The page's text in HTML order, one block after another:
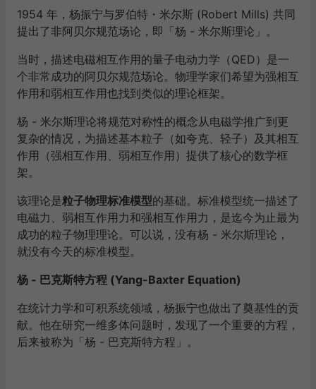
1954 年，杨振宁与罗伯特・米尔斯 (Robert Mills) 共同
提出了非阿贝尔规范场论，即「杨 - 米尔斯理论」。
当时，描述电磁相互作用的量子电动力学（QED）是一
个非常成功的阿贝尔规范场论。物理学家们希望为强相互
作用和弱相互作用也找到类似的理论框架。
杨 - 米尔斯理论将规范对称性的概念从电磁学推广到更
复杂的情况，为描述基本粒子（如夸克、轻子）及其相互
作用（强相互作用、弱相互作用）提供了核心的数学框
架。
该理论是粒子物理标准模型的基础。标准模型统一描述了
电磁力、弱相互作用力和强相互作用力，是迄今为止最为
成功的粒子物理理论。可以说，没有杨 - 米尔斯理论，
就没有今天的标准模型。
杨 - 巴克斯特方程 (Yang-Baxter Equation)
在统计力学和可积系统领域，杨振宁也做出了奠基性的贡
献。他在研究一维多体问题时，发现了一个重要的方程，
后来被称为「杨 - 巴克斯特方程」。